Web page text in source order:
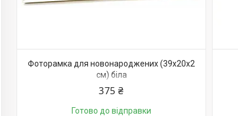
Фоторамка для новонароджених (39х20х2
см) біла
375 ₴
Готово до відправки